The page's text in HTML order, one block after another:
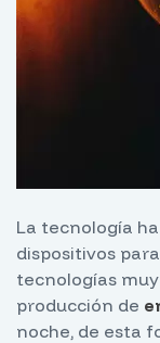
La tecnología
dispositivos
tecnologías
producción de
noche, de esta